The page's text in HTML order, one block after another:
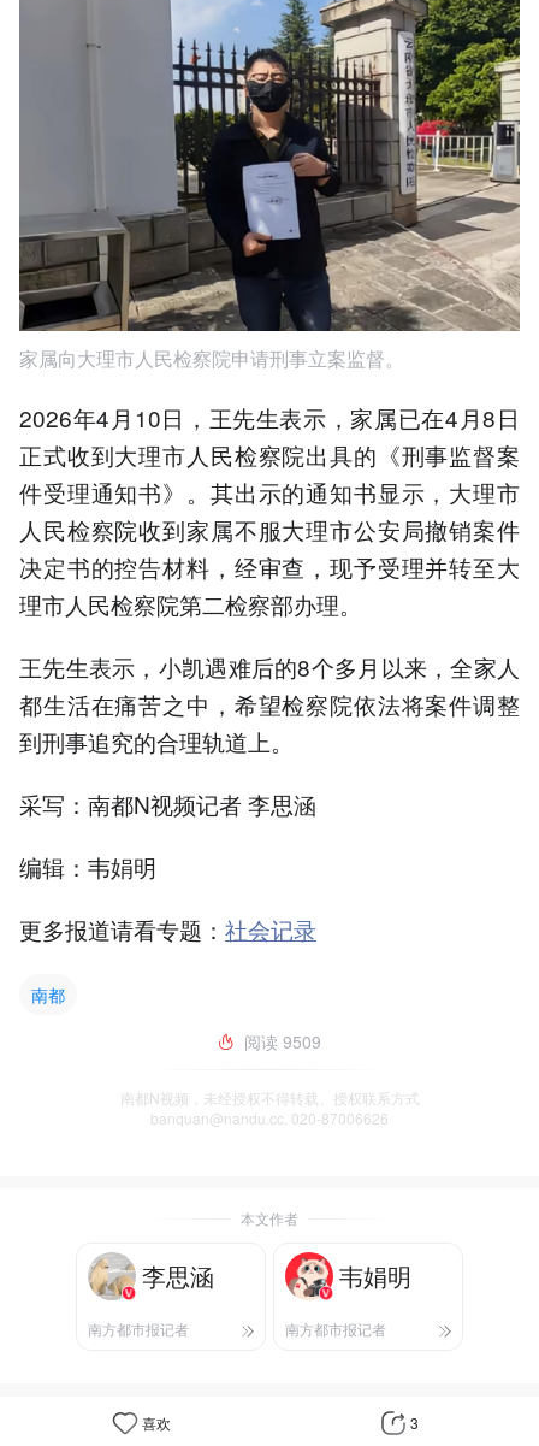
家属向大理市人民检察院申请刑事立案监督。
2026年4月10日，王先生表示，家属已在4月8日
正式收到大理市人民检察院出具的《刑事监督案
件受理通知书》。其出示的通知书显示，大理市
人民检察院收到家属不服大理市公安局撤销案件
决定书的控告材料，经审查，现予受理并转至大
理市人民检察院第二检察部办理。
王先生表示，小凯遇难后的8个多月以来，全家人
都生活在痛苦之中，希望检察院依法将案件调整
到刑事追究的合理轨道上。
采写：南都N视频记者 李思涵
编辑：韦娟明
更多报道请看专题： 社会记录
南都
阅读 9509
南都N视频，未经授权不得转载、授权联系方式
banquan@nandu.cc. 020-87006626
本文作者
李思涵
南方都市报记者
韦娟明
南方都市报记者
喜欢 3